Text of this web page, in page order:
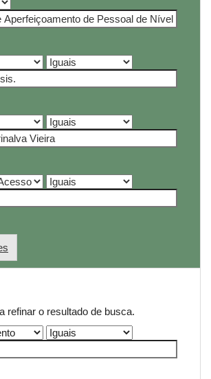
refinar o resultado de busca.